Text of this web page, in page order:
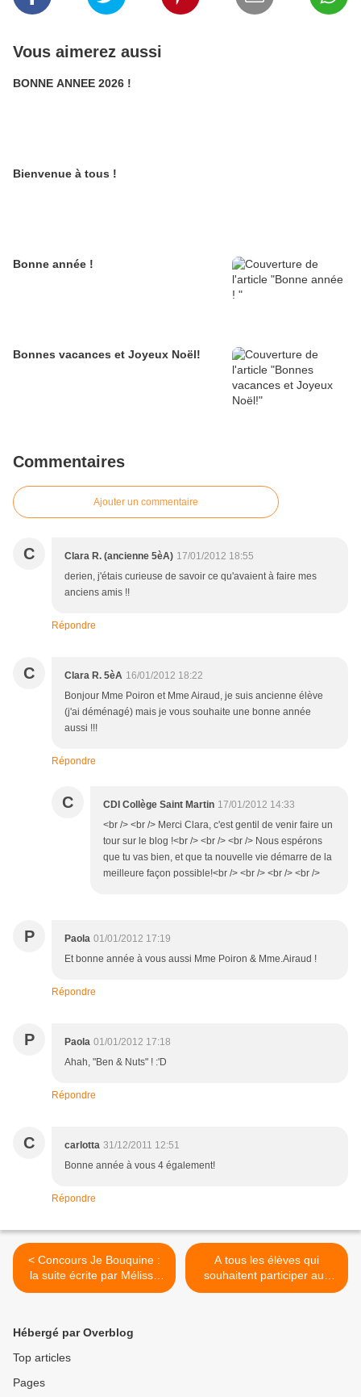
Vous aimerez aussi
BONNE ANNEE 2026 !
Bienvenue à tous !
Bonne année !
Bonnes vacances et Joyeux Noël!
Commentaires
Ajouter un commentaire
C Clara R. (ancienne 5èA) 17/01/2012 18:55
derien, j'étais curieuse de savoir ce qu'avaient à faire mes
anciens amis !!
Répondre
C Clara R. 5èA 16/01/2012 18:22
Bonjour Mme Poiron et Mme Airaud, je suis ancienne élève
(j'ai déménagé) mais je vous souhaite une bonne année
aussi !!!
Répondre
C CDI Collège Saint Martin 17/01/2012 14:33
<br /> <br /> Merci Clara, c'est gentil de venir faire un
tour sur le blog !<br /> <br /> <br /> Nous espérons
que tu vas bien, et que ta nouvelle vie démarre de la
meilleure façon possible!<br /> <br /> <br /> <br />
P Paola 01/01/2012 17:19
Et bonne année à vous aussi Mme Poiron & Mme.Airaud !
Répondre
P Paola 01/01/2012 17:18
Ahah, "Ben & Nuts" ! :'D
Répondre
C carlotta 31/12/2011 12:51
Bonne année à vous 4 également!
Répondre
< Concours Je Bouquine :
la suite écrite par Mélissa
4°C
A tous les élèves qui
souhaitent participer aux
Portes Ouvertes >
Hébergé par Overblog
Top articles
Pages